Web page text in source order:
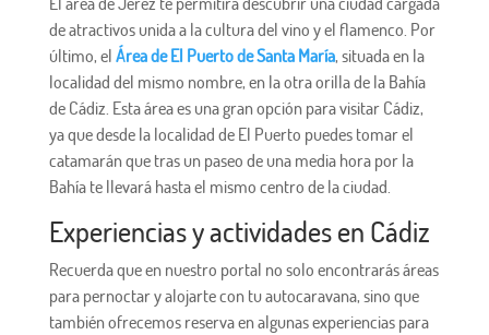
de atractivos unida a la cultura del vino y el flamenco. Por
último, el Área de El Puerto de Santa María, situada en la
localidad del mismo nombre, en la otra orilla de la Bahía
de Cádiz. Esta área es una gran opción para visitar Cádiz,
ya que desde la localidad de El Puerto puedes tomar el
catamarán que tras un paseo de una media hora por la
Bahía te llevará hasta el mismo centro de la ciudad.
Experiencias y actividades en Cádiz
Recuerda que en nuestro portal no solo encontrarás áreas
para pernoctar y alojarte con tu autocaravana, sino que
también ofrecemos reserva en algunas experiencias para